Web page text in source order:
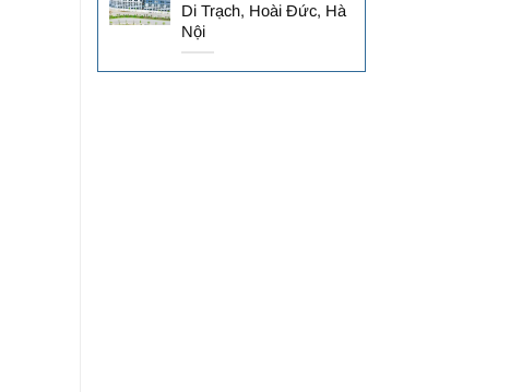
Di Trạch, Hoài Đức, Hà
Nội